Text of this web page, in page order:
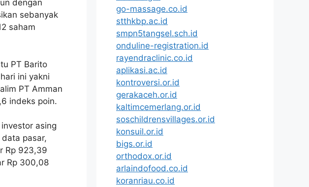
dengan
sebanyak
saham
PT Barito
ini yakni
PT Amman
indeks poin.
asing
pasar,
Rp 923,39
Rp 300,08
go-massage.co.id
stthkbp.ac.id
smpn5tangsel.sch.id
onduline-registration.id
rayendraclinic.co.id
aplikasi.ac.id
kontroversi.or.id
gerakaceh.or.id
kaltimcemerlang.or.id
soschildrensvillages.or.id
konsuil.or.id
bigs.or.id
orthodox.or.id
arlaindofood.co.id
koranriau.co.id